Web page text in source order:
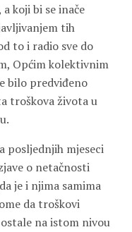
koji bi se inače
tih
to i radio sve do
Općim kolektivnim
bilo predviđeno
troškova života u
posljednjih mjeseci
o netačnosti
je i njima samima
da troškovi
na istom nivou